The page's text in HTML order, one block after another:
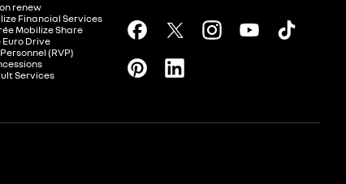
renew
Financial Services
Mobilize Share
Drive
(RVP)
Services